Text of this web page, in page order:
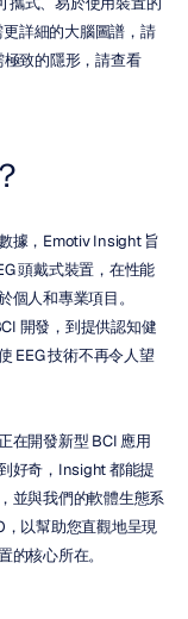
詳細的大腦圖譜，請
極致的隱形，請查看
據，Emotiv Insight 旨
頭戴式裝置，在性能
人和專業項目。
開發，到提供認知健
EEG 技術不再令人望
在開發新型 BCI 應用
好奇，Insight 都能提
並與我們的軟體生態系
以幫助您直觀地呈現
核心所在。